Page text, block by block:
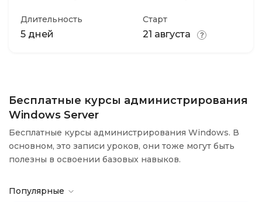
Длительность
5 дней
Старт
21 августа
Бесплатные курсы администрирования
Windows Server
Бесплатные курсы администрирования Windows. В
основном, это записи уроков, они тоже могут быть
полезны в освоении базовых навыков.
Популярные